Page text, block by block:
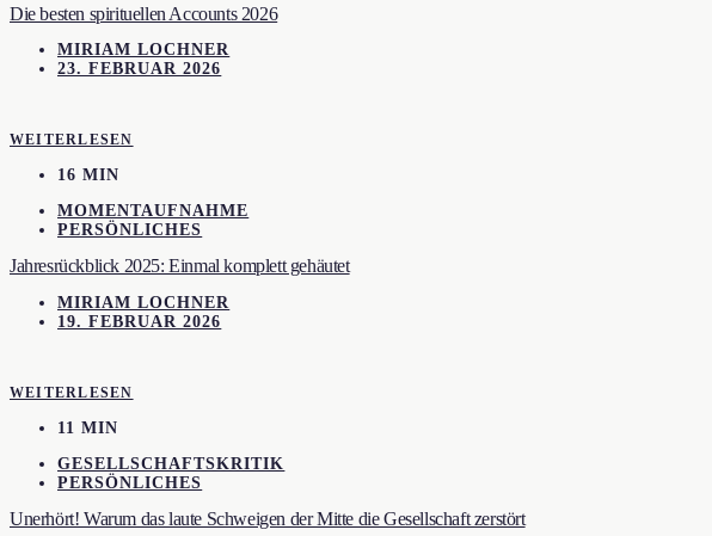
Die besten spirituellen Accounts 2026
MIRIAM LOCHNER
23. FEBRUAR 2026
WEITERLESEN
16 MIN
MOMENTAUFNAHME
PERSÖNLICHES
Jahresrückblick 2025: Einmal komplett gehäutet
MIRIAM LOCHNER
19. FEBRUAR 2026
WEITERLESEN
11 MIN
GESELLSCHAFTSKRITIK
PERSÖNLICHES
Unerhört! Warum das laute Schweigen der Mitte die Gesellschaft zerstört